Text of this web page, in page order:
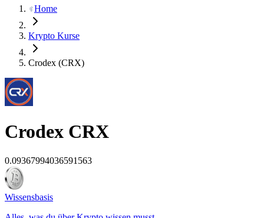
Home
Krypto Kurse
Crodex (CRX)
Crodex CRX
0.09367994036591563
Wissensbasis